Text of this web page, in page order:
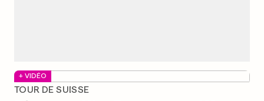
+ VIDÉO
TOUR DE SUISSE